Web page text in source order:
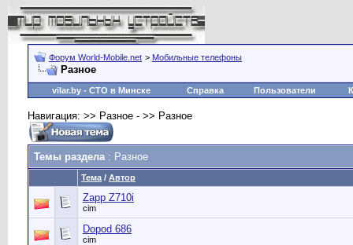
Форум World-Mobile.net > Мобильные телефоны
Разное
vilar.by - СТО в Минске Справка Пользователи
Навигация: >> Разное - >> Разное
Темы раздела: Разное
Тема / Автор
Zapp Z710i
cim
Dopod 686
cim